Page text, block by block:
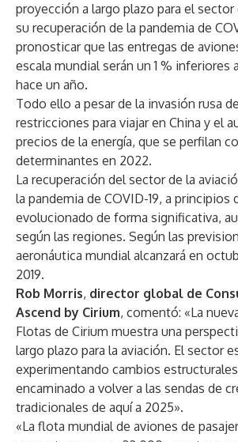
proyección a largo plazo para el sector
su recuperación de la pandemia de
pronosticar que las entregas de
escala mundial serán un 1 % inferiores
hace un año.
Todo ello a pesar de la invasión rusa
restricciones para viajar en China y el
precios de la energía, que se perfilan
determinantes en 2022.
La recuperación del sector de la
la pandemia de COVID-19, a principios
evolucionado de forma significativa,
según las regiones. Según las
aeronáutica mundial alcanzará en
2019.
Rob Morris, director global de
Ascend by Cirium, comentó: «La
Flotas de Cirium muestra una
largo plazo para la aviación. El sector
experimentando cambios
encaminado a volver a las sendas de
tradicionales de aquí a 2025».
«La flota mundial de aviones de